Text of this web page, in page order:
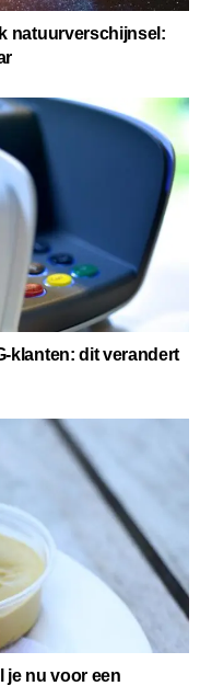
natuurverschijnsel:
klanten: dit verandert
je nu voor een